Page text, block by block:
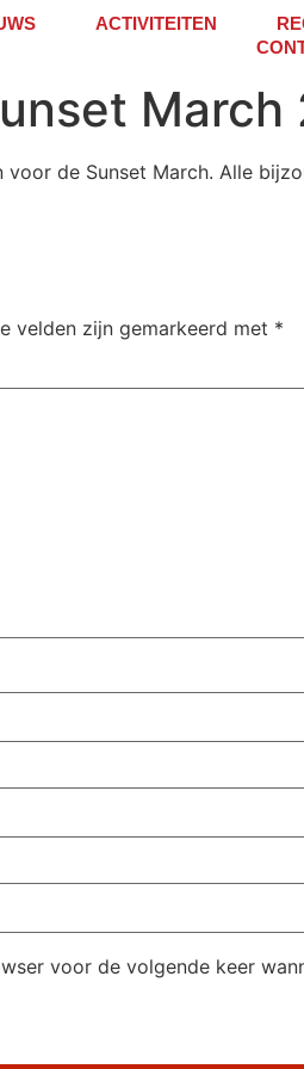
ACTIVITEITEN
de Sunset March. Alle
velden zijn gemarkeerd met *
voor de volgende keer